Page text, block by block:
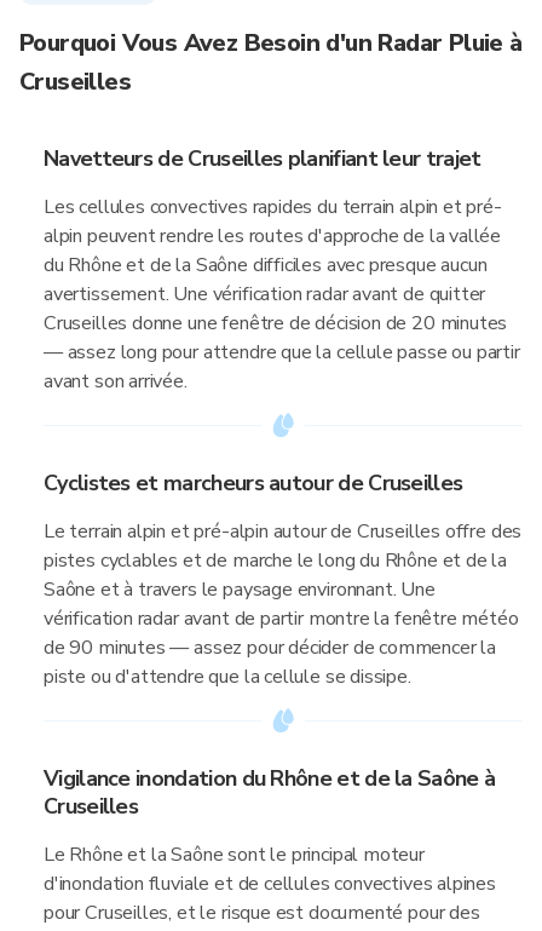
Pourquoi Vous Avez Besoin d'un Radar Pluie à
Cruseilles
Navetteurs de Cruseilles planifiant leur trajet
Les cellules convectives rapides du terrain alpin et pré-
alpin peuvent rendre les routes d'approche de la vallée
du Rhône et de la Saône difficiles avec presque aucun
avertissement. Une vérification radar avant de quitter
Cruseilles donne une fenêtre de décision de 20 minutes
— assez long pour attendre que la cellule passe ou partir
avant son arrivée.
Cyclistes et marcheurs autour de Cruseilles
Le terrain alpin et pré-alpin autour de Cruseilles offre des
pistes cyclables et de marche le long du Rhône et de la
Saône et à travers le paysage environnant. Une
vérification radar avant de partir montre la fenêtre météo
de 90 minutes — assez pour décider de commencer la
piste ou d'attendre que la cellule se dissipe.
Vigilance inondation du Rhône et de la Saône à
Cruseilles
Le Rhône et la Saône sont le principal moteur
d'inondation fluviale et de cellules convectives alpines
pour Cruseilles, et le risque est documenté pour des